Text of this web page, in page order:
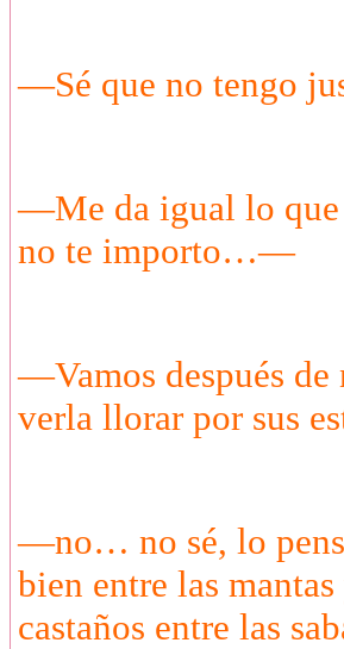
—Sé que no tengo
—Me da igual lo que
no te importo…—
—Vamos después
verla llorar por sus
—no… no sé, lo
bien entre las
castaños entre las